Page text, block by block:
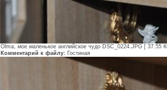
Olma, мое маленькое английское чудо DSC_0224.JPG [ 37.55
Комментарий к файлу: Гостиная